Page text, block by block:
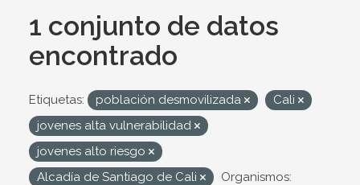
1 conjunto de datos
encontrado
Etiquetas: población desmovilizada
Cali
jovenes alta vulnerabilidad
jovenes alto riesgo
Alcadía de Santiago de Cali
Organismos: